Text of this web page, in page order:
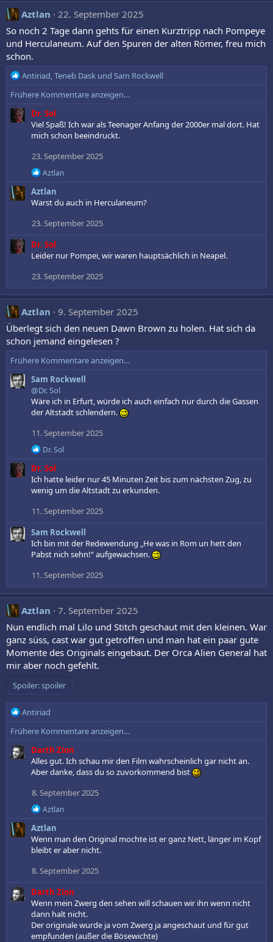
a
k
i
o
n
e
n
Aztlan
22. September 2025
So noch 2 Tage dann gehts für einen Kurztripp nach Pompeye
und Herculaneum. Auf den Spuren der alten Römer, freu mich
schon.
R
e
a
k
t
:
Antiriad,Teneb Dask und Sam Rockwell
Frühere Kommentare anzeigen…
Dr. Sol
Viel Spaß! Ich war als Teenager Anfang der 2000er mal dort. Hat
mich schon beeindruckt.
23. September 2025
R
e
a
k
n
e
n
Aztlan
Aztlan
Warst du auch in Herculaneum?
23. September 2025
Dr. Sol
Leider nur Pompei, wir waren hauptsächlich in Neapel.
23. September 2025
Aztlan
9. September 2025
Überlegt sich den neuen Dawn Brown zu holen. Hat sich da
schon jemand eingelesen ?
Frühere Kommentare anzeigen…
Sam Rockwell
@Dr. Sol
Wäre ich in Erfurt, würde ich auch einfach nur durch die Gassen
der Altstadt schlendern.
11. September 2025
R
e
a
k
t
o
n
e
n
Dr. Sol
Dr. Sol
Ich hatte leider nur 45 Minuten Zeit bis zum nächsten Zug, zu
wenig um die Altstadt zu erkunden.
11. September 2025
Sam Rockwell
Ich bin mit der Redewendung „He was in Rom un hett den
Pabst nich sehn!“ aufgewachsen.
11. September 2025
Aztlan
7. September 2025
Nun endlich mal Lilo und Stitch geschaut mit den kleinen. War
ganz süss, cast war gut getroffen und man hat ein paar gute
Momente des Originals eingebaut. Der Orca Alien General hat
mir aber noch gefehlt.
Spoiler:spoiler
R
e
a
k
t
:
Antiriad
Frühere Kommentare anzeigen…
Darth Zion
Alles gut. Ich schau mir den Film wahrscheinlich gar nicht an.
Aber danke, dass du so zuvorkommend bist
8. September 2025
R
e
a
k
t
o
n
e
n
:
Aztlan
Aztlan
Wenn man den Original mochte ist er ganz Nett, länger im Kopf
bleibt er aber nicht.
8. September 2025
Darth Zion
Wenn mein Zwerg den sehen will schauen wir ihn wenn nicht
dann halt nicht.
Der originale wurde ja vom Zwerg ja angeschaut und für gut
empfunden (außer die Bösewichte)